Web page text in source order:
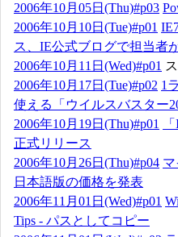
2006年10月05日(Thu)#p03
2006年10月10日(Tue)#p01
ス、IE公式ブログで担当者
2006年10月11日(Wed)#p01
2006年10月17日(Tue)#p02 1
使える「ウイルスバスター
2006年10月19日(Thu)#p01
正式リリース
2006年10月26日(Thu)#p04
日本語版の価格を発表
2006年11月01日(Wed)#p01
Tips - パスとしてコピー